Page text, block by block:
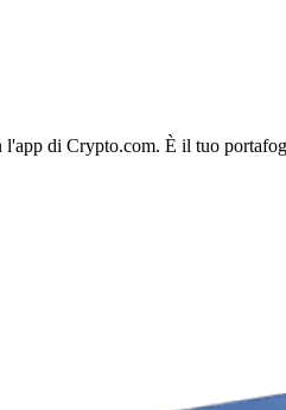
di Crypto.com. È il tuo